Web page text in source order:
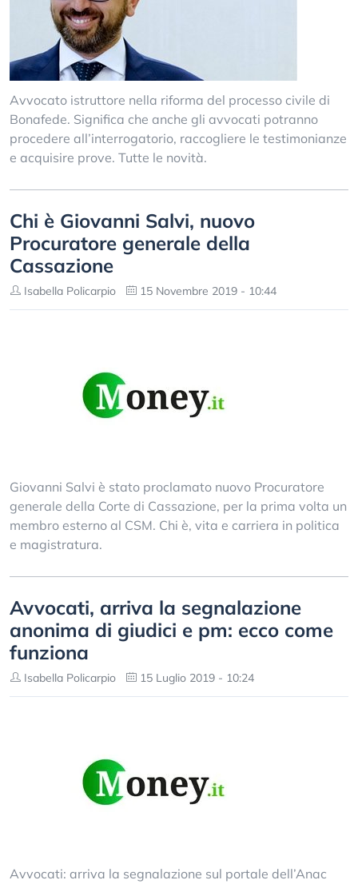
Avvocato istruttore nella riforma del processo civile di
Bonafede. Significa che anche gli avvocati potranno
procedere all’interrogatorio, raccogliere le testimonianze
e acquisire prove. Tutte le novità.
Chi è Giovanni Salvi, nuovo
Procuratore generale della
Cassazione
Isabella Policarpio 15 Novembre 2019 - 10:44
Giovanni Salvi è stato proclamato nuovo Procuratore
generale della Corte di Cassazione, per la prima volta un
membro esterno al CSM. Chi è, vita e carriera in politica
e magistratura.
Avvocati, arriva la segnalazione
anonima di giudici e pm: ecco come
funziona
Isabella Policarpio 15 Luglio 2019 - 10:24
Avvocati: arriva la segnalazione sul portale dell’Anac